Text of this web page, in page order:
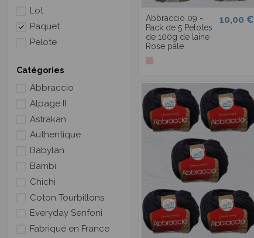
Abbraccio 09 -
Pack de 5 Pelotes
de 100g de laine
Rose pâle
10,00 €
Lot
Paquet
Pelote
Catégories
Abbraccio
Alpage II
Astrakan
Authentique
Babylan
Bambi
Chichi
Coton Tourbillons
Everyday Senfoni
Fabriqué en France